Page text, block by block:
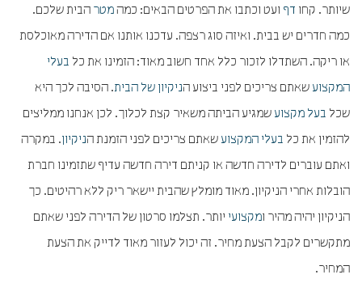
שיותר. קחו דף ועט וכתבו את הפרטים הבאים: כמהמטר הבית שלכם.
כמה חדרים יש בבית. ואיזה סוג רצפה. עדכנו אותנו אם הדירה מאוכלסת
או ריקה. השתדלו לזכור כלל אחד חשוב מאוד: הזמינו את כל בעלי
המקצוע שאתם צריכים לפני ביצוע הניקיון של הבית. הסיבה לכך היא
שכל בעל מקצוע שמגיע הביתה משאיר קצת לכלוך. לכן אנחנו ממליצים
להזמין את כל בעלי המקצוע שאתם צריכים לפני הזמנת הניקיון. במקרה
ואתם עוברים לדירה חדשה או קניתם דירה חדשה עדיף שתזמינו חברת
הובלות אחרי הניקיון. מאוד מומלץ שהבית יישאר ריק ללא רהיטים. כך
הניקיון יהיה מהיר ומקצועי יותר. תצלמו סרטון של הדירה לפני שאתם
מתקשרים לקבל הצעת מחיר. זה יכול לעזור מאוד לדייק את הצעת
המחיר.